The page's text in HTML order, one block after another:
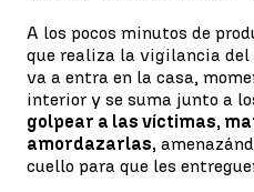
A los pocos minutos de
que realiza la vigilancia del
va a entra en la casa,
interior y se suma junto a
golpear a las víctimas,
amordazarlas,
cuello para que les